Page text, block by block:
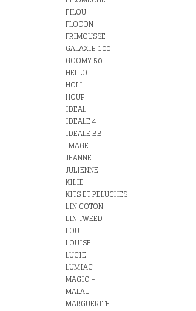
FILOU
FLOCON
FRIMOUSSE
GALAXIE 100
GOOMY 50
HELLO
HOLI
HOUP
IDEAL
IDEALE 4
IDEALE BB
IMAGE
JEANNE
JULIENNE
KILIE
KITS ET PELUCHES
LIN COTON
LIN TWEED
LOU
LOUISE
LUCIE
LUMIAC
MAGIC +
MALAU
MARGUERITE